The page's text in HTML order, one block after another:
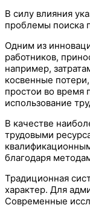
В силу влияния
проблемы поиска
Одним из
работников,
например,
косвенные
простои во время
использование
В качестве
трудовыми
благодаря
Традиционная
характер. Для
Современные